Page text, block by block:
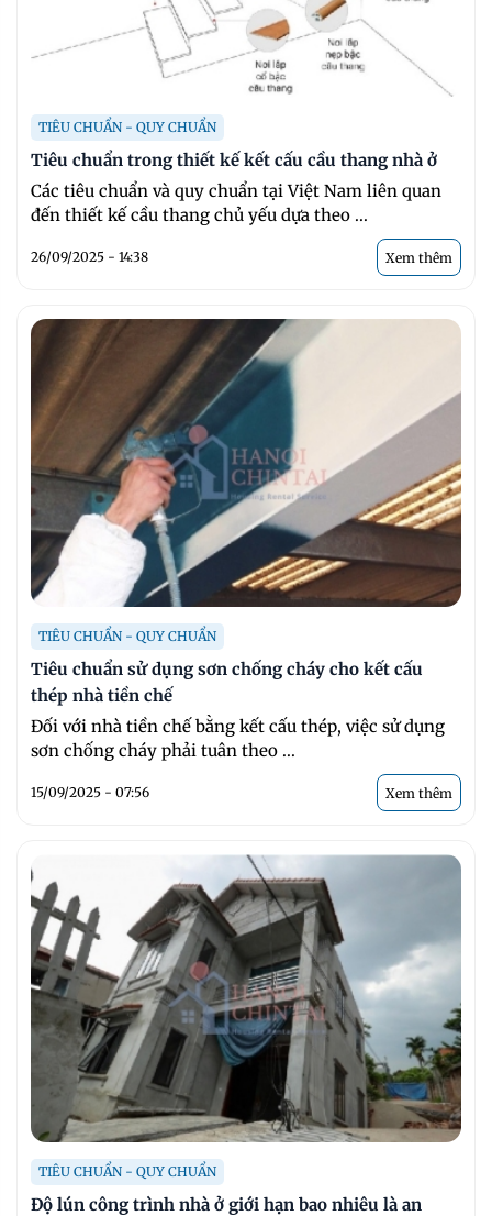
TIÊU CHUẨN - QUY CHUẨN
Tiêu chuẩn trong thiết kế kết cấu cầu thang nhà ở
Các tiêu chuẩn và quy chuẩn tại Việt Nam liên quan
đến thiết kế cầu thang chủ yếu dựa theo ...
26/09/2025 - 14:38 Xem thêm
TIÊU CHUẨN - QUY CHUẨN
Tiêu chuẩn sử dụng sơn chống cháy cho kết cấu
thép nhà tiền chế
Đối với nhà tiền chế bằng kết cấu thép, việc sử dụng
sơn chống cháy phải tuân theo ...
15/09/2025 - 07:56 Xem thêm
TIÊU CHUẨN - QUY CHUẨN
Độ lún công trình nhà ở giới hạn bao nhiêu là an